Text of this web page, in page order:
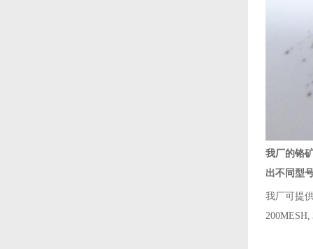
我厂的铬
出不同型
我厂可提
200MESH,